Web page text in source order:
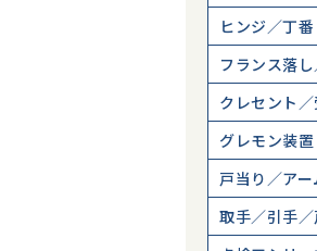
ヒンジ／丁番
フランス落
クレセント
グレモン装置
戸当り／ア
取手／引手